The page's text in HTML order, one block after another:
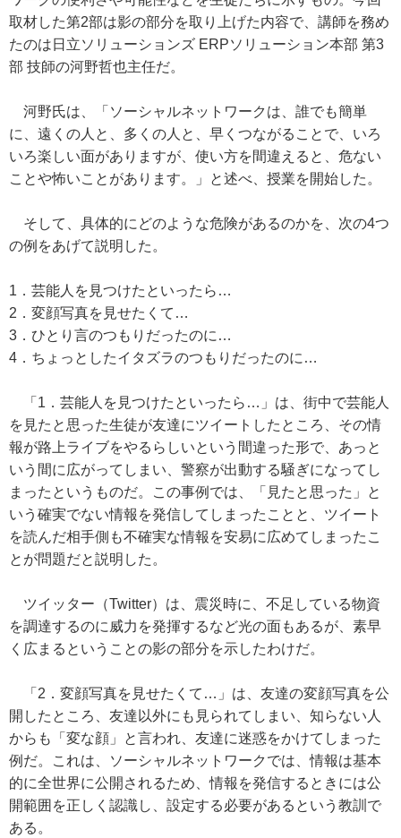
取材した第2部は影の部分を取り上げた内容で、講師を務め
たのは日立ソリューションズ ERPソリューション本部 第3
部 技師の河野哲也主任だ。
河野氏は、「ソーシャルネットワークは、誰でも簡単
に、遠くの人と、多くの人と、早くつながることで、いろ
いろ楽しい面がありますが、使い方を間違えると、危ない
ことや怖いことがあります。」と述べ、授業を開始した。
そして、具体的にどのような危険があるのかを、次の4つ
の例をあげて説明した。
1．芸能人を見つけたといったら…
2．変顔写真を見せたくて…
3．ひとり言のつもりだったのに…
4．ちょっとしたイタズラのつもりだったのに…
「1．芸能人を見つけたといったら…」は、街中で芸能人
を見たと思った生徒が友達にツイートしたところ、その情
報が路上ライブをやるらしいという間違った形で、あっと
いう間に広がってしまい、警察が出動する騒ぎになってし
まったというものだ。この事例では、「見たと思った」と
いう確実でない情報を発信してしまったことと、ツイート
を読んだ相手側も不確実な情報を安易に広めてしまったこ
とが問題だと説明した。
ツイッター（Twitter）は、震災時に、不足している物資
を調達するのに威力を発揮するなど光の面もあるが、素早
く広まるということの影の部分を示したわけだ。
「2．変顔写真を見せたくて…」は、友達の変顔写真を公
開したところ、友達以外にも見られてしまい、知らない人
からも「変な顔」と言われ、友達に迷惑をかけてしまった
例だ。これは、ソーシャルネットワークでは、情報は基本
的に全世界に公開されるため、情報を発信するときには公
開範囲を正しく認識し、設定する必要があるという教訓で
ある。